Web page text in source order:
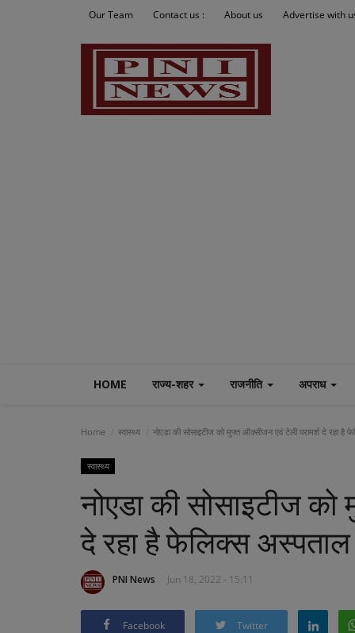
Our Team Contact us : About us Advertise with
HOME राज्य-शहर राजनीति अपराध
Home स्वास्थ्य नोएडा की सोसाइटीज को मुफ्त ऑक्सीजन एवं टेली परामर्श दे रहा है
स्वास्थ्य
नोएडा की सोसाइटीज
दे रहा है फेलिक्स अस्पताल
PNI News Jun 18, 2022 - 15:11
Facebook Twitter